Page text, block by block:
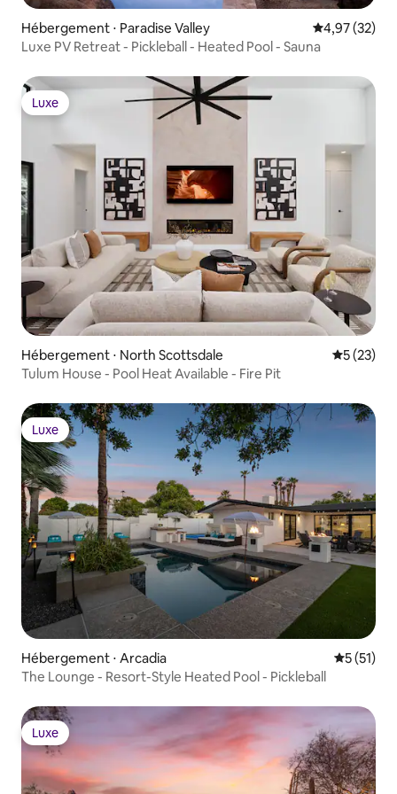
Hébergement ⋅ Paradise Valley Évaluation
4,97 (32)
Luxe PV Retreat - Pickleball - Heated Pool - Sauna
Luxe
Luxe
Hébergement ⋅ North Scottsdale
5 (23)
Tulum House - Pool Heat Available - Fire Pit
Luxe
Luxe
Hébergement ⋅ Arcadia
5 (51)
The Lounge - Resort-Style Heated Pool - Pickleball
Luxe
Luxe